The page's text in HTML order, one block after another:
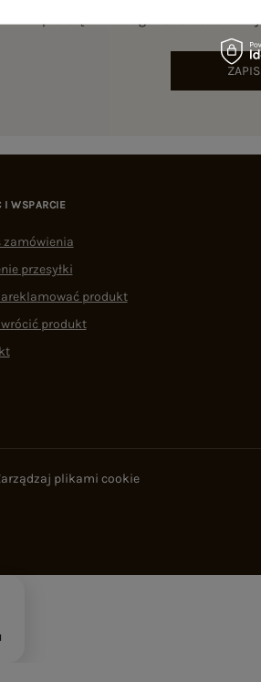
I WSPARCIE
zamówienia
przesyłki
produkt
produkt
plikami cookie